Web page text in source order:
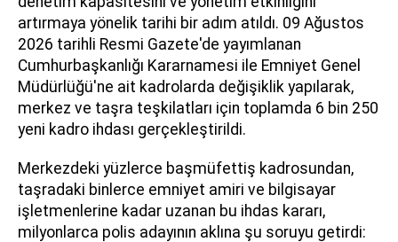
artırmaya yönelik tarihi bir adım atıldı. 09 Ağustos
2026 tarihli Resmi Gazete'de yayımlanan
Cumhurbaşkanlığı Kararnamesi ile Emniyet Genel
Müdürlüğü'ne ait kadrolarda değişiklik yapılarak,
merkez ve taşra teşkilatları için toplamda 6 bin 250
yeni kadro ihdası gerçekleştirildi.
Merkezdeki yüzlerce başmüfettiş kadrosundan,
taşradaki binlerce emniyet amiri ve bilgisayar
işletmenlerine kadar uzanan bu ihdas kararı,
milyonlarca polis adayının aklına şu soruyu getirdi: